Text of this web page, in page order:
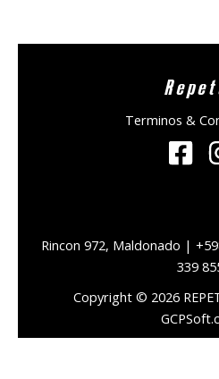
Terminos &
Rincon 972, Maldonado |
339
Copyright © 2026